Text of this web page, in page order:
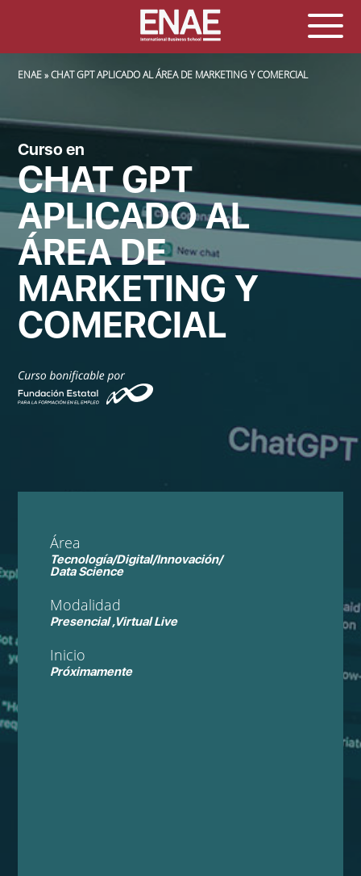
SOBRESCRIBIR ENLACES DE AYUDA A LA NAVEGACIÓN
ENAE CHAT GPT APLICADO AL ÁREA DE MARKETING Y COMERCIAL
Curso en
CHAT GPT
APLICADO AL
ÁREA DE
MARKETING Y
COMERCIAL
Área
Tecnología/Digital/Innovación/
Data Science
Modalidad
Presencial ,Virtual Live
Inicio
Próximamente